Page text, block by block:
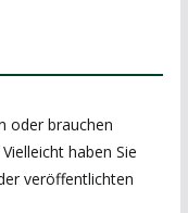
oder brauchen
haben Sie
veröffentlichten